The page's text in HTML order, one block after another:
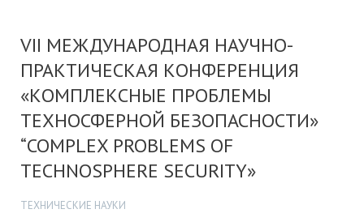
VII МЕЖДУНАРОДНАЯ НАУЧНО-
ПРАКТИЧЕСКАЯ КОНФЕРЕНЦИЯ
«КОМПЛЕКСНЫЕ ПРОБЛЕМЫ
ТЕХНОСФЕРНОЙ БЕЗОПАСНОСТИ»
“COMPLEX PROBLEMS OF
TECHNOSPHERE SECURITY»
ТЕХНИЧЕСКИЕ НАУКИ